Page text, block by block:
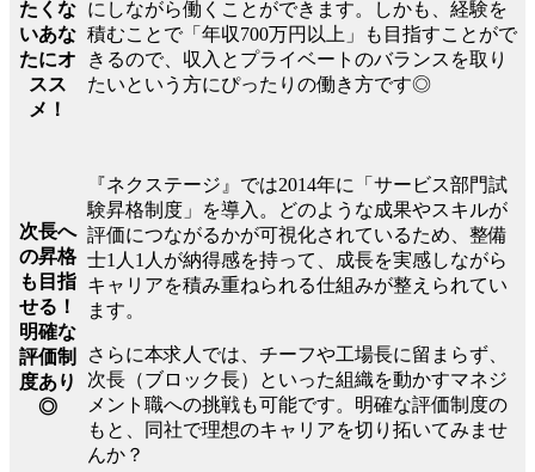
たくな
いあな
たにオ
スス
メ！
にしながら働くことができます。しかも、経験を
積むことで「年収700万円以上」も目指すことがで
きるので、収入とプライベートのバランスを取り
たいという方にぴったりの働き方です◎
次長へ
の昇格
も目指
せる！
明確な
評価制
度あり
◎
『ネクステージ』では2014年に「サービス部門試
験昇格制度」を導入。どのような成果やスキルが
評価につながるかが可視化されているため、整備
士1人1人が納得感を持って、成長を実感しながら
キャリアを積み重ねられる仕組みが整えられてい
ます。
さらに本求人では、チーフや工場長に留まらず、
次長（ブロック長）といった組織を動かすマネジ
メント職への挑戦も可能です。明確な評価制度の
もと、同社で理想のキャリアを切り拓いてみませ
んか？